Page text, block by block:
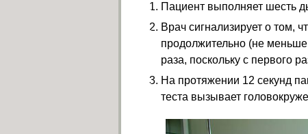
Пациент выполняет шесть
Врач сигнализирует о том,
продолжительно (не
раза, поскольку с первого
На протяжении 12 секунд
теста вызывает